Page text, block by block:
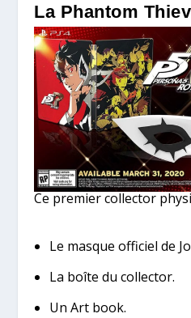
La Phantom
Ce premier collector
Le masque officiel de
La boîte du collector.
Un Art book.